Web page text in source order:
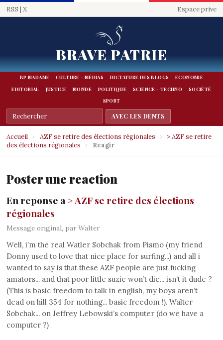
RSS | X Espace prive
BRAVE PATRIE
BP MADAME CULTURE - MÉDIAS DICTATURE DES BLOGS
ECONOMIE
EDITORIAL
JUSTICE MONDE POLITIQUE SCIENCE - TECHNO
SOCIÉTÉ
SPORT
Accueil › AZF se retire des élections régionales ›
> AZF se retire
des élections régionales
› Reagir
Poster une reaction
En reponse a > AZF se retire des élections
régionales
Message original, par Walter
Well, i’m the real Watler Sobchak from Pismo (my friend
Donny used to love that nice place for surfing...) and all i
wanted to say is that these AZF people are just fucking
amators... and that poor little suzie won’t die... isn’t it dude ?
(This is basic freedom to talk in english, my boys aren’t
dead on hill 354 for nothing... basic freedom !). Walter
Sobchak... on Jeffrey Lebowski’s computer (do we have a
computer ?)